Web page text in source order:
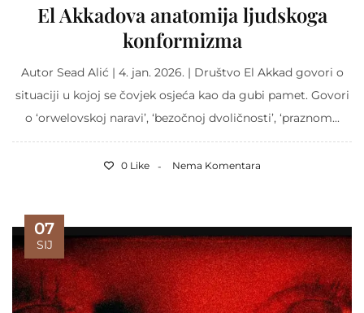
El Akkadova anatomija ljudskoga
konformizma
Autor Sead Alić | 4. jan. 2026. | Društvo El Akkad govori o
situaciji u kojoj se čovjek osjeća kao da gubi pamet. Govori
o ‘orwelovskoj naravi’, ‘bezočnoj dvoličnosti’, ‘praznom...
0 Like Nema Komentara
07
SIJ